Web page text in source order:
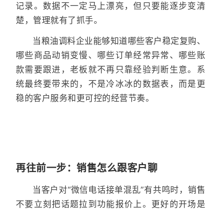
记录。数据不一定马上漂亮，但只要能逐步变清
楚，管理就有了抓手。
当粮油调料企业能够知道哪些客户稳定复购、
哪些商品动销变慢、哪些订单经常异常、哪些账
款需要跟进，老板就不再只靠经验判断生意。系
统最终要带来的，不是冷冰冰的数据表，而是更
稳的客户服务和更可控的经营节奏。
再往前一步：销售怎么跟客户聊
当客户对“微信电话接单混乱”有共鸣时，销售
不要立刻把话题拉到功能报价上。更好的开场是